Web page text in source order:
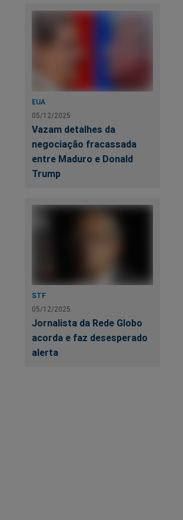
EUA
05/12/2025
Vazam detalhes da
negociação fracassada
entre Maduro e Donald
Trump
STF
05/12/2025
Jornalista da Rede Globo
acorda e faz desesperado
alerta